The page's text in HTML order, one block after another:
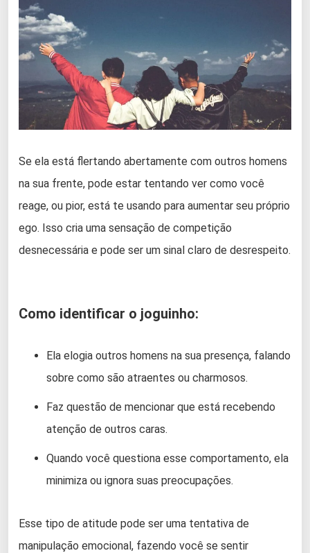
Se ela está flertando abertamente com outros homens
na sua frente, pode estar tentando ver como você
reage, ou pior, está te usando para aumentar seu próprio
ego. Isso cria uma sensação de competição
desnecessária e pode ser um sinal claro de desrespeito.
Como identificar o joguinho:
Ela elogia outros homens na sua presença, falando
sobre como são atraentes ou charmosos.
Faz questão de mencionar que está recebendo
atenção de outros caras.
Quando você questiona esse comportamento, ela
minimiza ou ignora suas preocupações.
Esse tipo de atitude pode ser uma tentativa de
manipulação emocional, fazendo você se sentir